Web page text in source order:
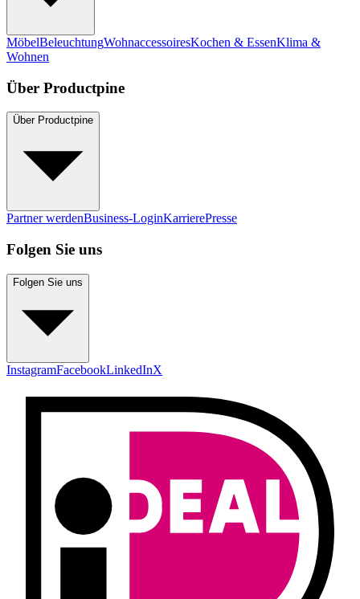
MöbelBeleuchtungWohnaccessoiresKochen & EssenKlima &
Wohnen
Über Productpine
Über Productpine
Partner werdenBusiness-LoginKarrierePresse
Folgen Sie uns
Folgen Sie uns
InstagramFacebookLinkedInX